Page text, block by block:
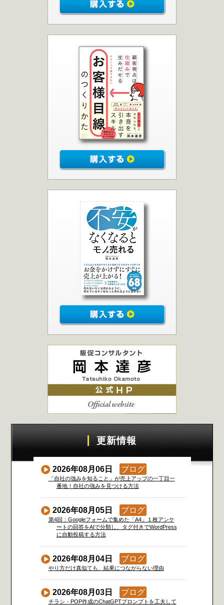
更新情報
2026年08月06日 ブログ
「自社の強みを知ること」が売上アップの一丁目一
番地！自社の強みを見つける方法
2026年08月05日 ブログ
第4回：Googleフォームで集めた「A4」１枚アンケ
ートの回答をAIで分類し、タグ付きでWordPress
に自動投稿する方法
2026年08月04日 ブログ
やり方だけ真似ても、結果につながらない理由
2026年08月03日 ブログ
チラシ・POP作成のChatGPTプロンプトを工夫して